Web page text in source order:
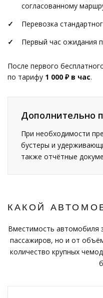
согласованному
Перевозка
Первый час ожидания
После первого
по тарифу 1 000 ₽ в час.
Дополнительно
При необходимости
бустеры и
также отчётные
КАКОЙ
Вместимость автомобиля
пассажиров, но и от
количество крупных